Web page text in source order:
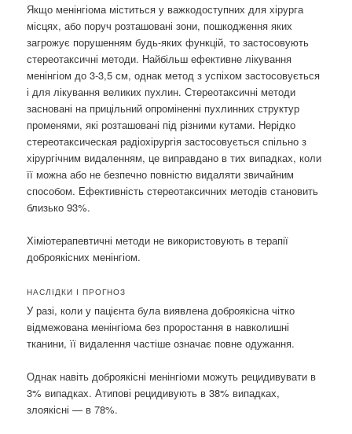
Якщо менінгіома міститься у важкодоступних для хірурга
місцях, або поруч розташовані зони, пошкодження яких
загрожує порушенням будь-яких функцій, то застосовують
стереотаксичні методи. Найбільш ефективне лікування
менінгіом до 3-3,5 см, однак метод з успіхом застосовується
і для лікування великих пухлин. Стереотаксичні методи
засновані на прицільний опроміненні пухлинних структур
променями, які розташовані під різними кутами. Нерідко
стереотаксическая радіохірургія застосовується спільно з
хірургічним видаленням, це виправдано в тих випадках, коли
її можна або не безпечно повністю видаляти звичайним
способом. Ефективність стереотаксичних методів становить
близько 93%.
Хіміотерапевтичні методи не використовують в терапії
доброякісних менінгіом.
НАСЛІДКИ І ПРОГНОЗ
У разі, коли у пацієнта була виявлена ​​доброякісна чітко
відмежована менінгіома без проростання в навколишні
тканини, її видалення частіше означає повне одужання.
Однак навіть доброякісні менінгіоми можуть рецидивувати в
3% випадках. Атипові рецидивують в 38% випадках,
злоякісні — в 78%.